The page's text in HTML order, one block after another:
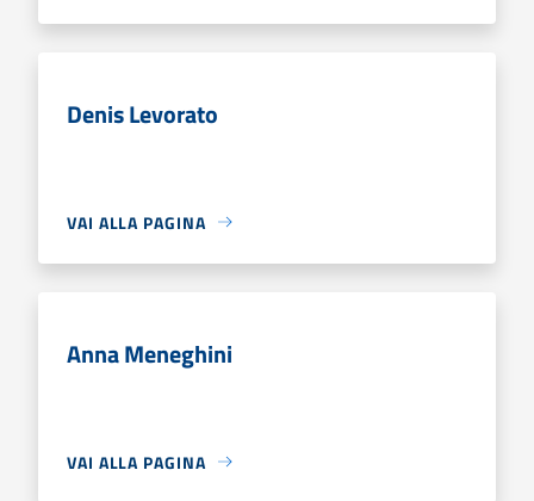
Denis Levorato
VAI ALLA PAGINA
Anna Meneghini
VAI ALLA PAGINA